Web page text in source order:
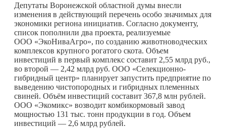
Депутаты Воронежской областной думы внесли
изменения в действующий перечень особо значимых для
экономики региона инициатив. Согласно документу,
список пополнили два проекта, реализуемые
ООО «ЭкоНиваАгро», по созданию животноводческих
комплексов крупного рогатого скота. Объем
инвестиций в первый комплекс составит 2,55 млрд руб.,
во второй — 2,42 млрд руб. ООО «Селекционно-
гибридный центр» планирует запустить предприятие по
выведению чистопородных и гибридных племенных
свиней. Объём инвестиций составит 367,8 млн рублей.
ООО «Экомикс» возводит комбикормовый завод
мощностью 131 тыс. тонн продукции в год. Объем
инвестиций — 2,6 млрд рублей.